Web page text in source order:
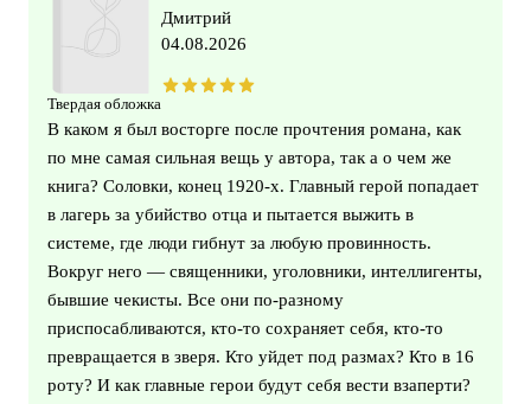
Твердая обложка
Дмитрий
04.08.2026
В каком я был восторге после прочтения романа, как
по мне самая сильная вещь у автора, так а о чем же
книга? Соловки, конец 1920-х. Главный герой попадает
в лагерь за убийство отца и пытается выжить в
системе, где люди гибнут за любую провинность.
Вокруг него — священники, уголовники, интеллигенты,
бывшие чекисты. Все они по-разному
приспосабливаются, кто-то сохраняет себя, кто-то
превращается в зверя. Кто уйдет под размах? Кто в 16
роту? И как главные герои будут себя вести взаперти?